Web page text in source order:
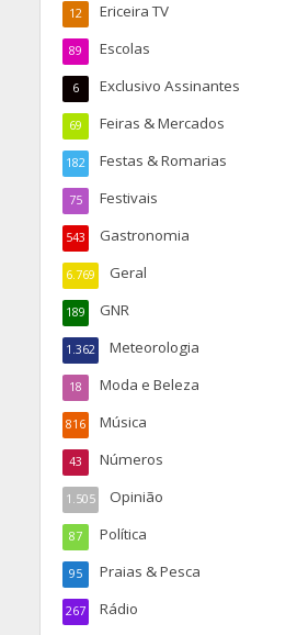
Ericeira TV
12
Escolas
89
Exclusivo Assinantes
6
Feiras & Mercados
69
Festas & Romarias
182
Festivais
75
Gastronomia
543
Geral
6.769
GNR
189
Meteorologia
1.362
Moda e Beleza
18
Música
816
Números
43
Opinião
1.505
Política
87
Praias & Pesca
95
Rádio
267